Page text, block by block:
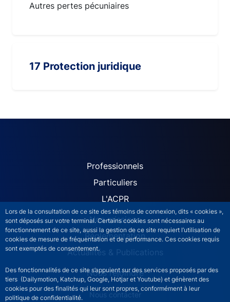
Lors de la consultation de ce site des témoins de connexion, dits « cookies »,
sont déposés sur votre terminal. Certains cookies sont nécessaires au
fonctionnement de ce site, aussi la gestion de ce site requiert l’utilisation de
cookies de mesure de fréquentation et de performance. Ces cookies requis
sont exemptés de consentement.
Des fonctionnalités de ce site s’appuient sur des services proposés par des
tiers (Dailymotion, Katchup, Google, Hotjar et Youtube) et génèrent des
cookies pour des finalités qui leur sont propres, conformément à leur
politique de confidentialité.
Autres pertes pécuniaires
17 Protection juridique
ACPR site navigation
Professionnels
Particuliers
L'ACPR
Nos missions
Réglementation
Actualités & Publications
Nous rejoindre
ACPR footer secondary menu (French)
Nous contacter